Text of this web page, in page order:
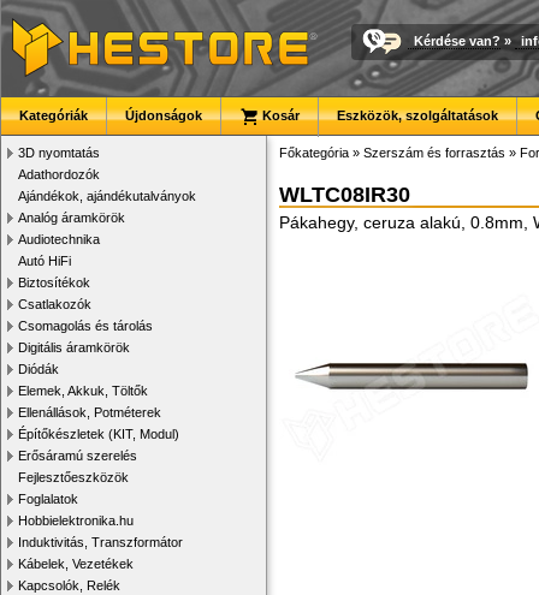
Kérdése van? »
Kategóriák Újdonságok Kosár Eszközök, szolgáltatások
3D nyomtatás
Adathordozók
Ajándékok, ajándékutalványok
Analóg áramkörök
Audiotechnika
Autó HiFi
Biztosítékok
Csatlakozók
Csomagolás és tárolás
Digitális áramkörök
Diódák
Elemek, Akkuk, Töltők
Ellenállások, Potméterek
Építőkészletek (KIT, Modul)
Erősáramú szerelés
Fejlesztőeszközök
Foglalatok
Hobbielektronika.hu
Induktivitás, Transzformátor
Kábelek, Vezetékek
Kapcsolók, Relék
Főkategória » Szerszám és forrasztás »
WLTC08IR30
Pákahegy, ceruza alakú, 0.8mm,